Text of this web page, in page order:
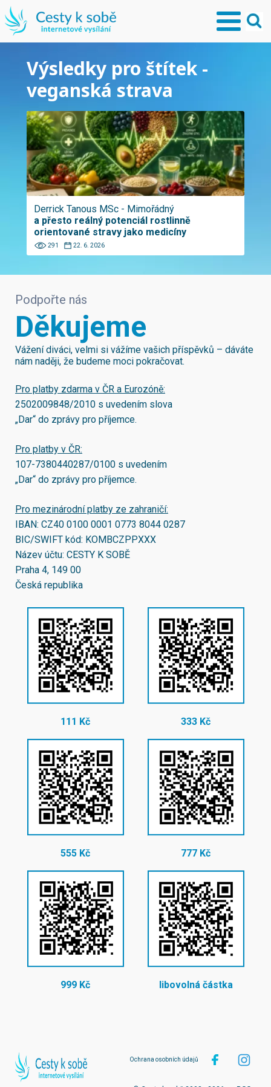
Výsledky pro štítek -
veganská strava
Derrick Tanous MSc - Mimořádný
a přesto reálný potenciál rostlinně
orientované stravy jako medicíny
291 22. 6. 2026
Podpořte nás
Děkujeme
Vážení diváci, velmi si vážíme vašich příspěvků – dáváte
nám naději, že budeme moci pokračovat.
Pro platby zdarma v ČR a Eurozóně:
2502009848/2010 s uvedením slova
„Dar“ do zprávy pro příjemce.
Pro platby v ČR:
107-7380440287/0100 s uvedením
„Dar“ do zprávy pro příjemce.
Pro mezinárodní platby ze zahraničí:
IBAN: CZ40 0100 0001 0773 8044 0287
BIC/SWIFT kód: KOMBCZPPXXX
Název účtu: CESTY K SOBĚ
Praha 4, 149 00
Česká republika
111 Kč 333 Kč
555 Kč 777 Kč
999 Kč libovolná částka
Ochrana osobních údajů